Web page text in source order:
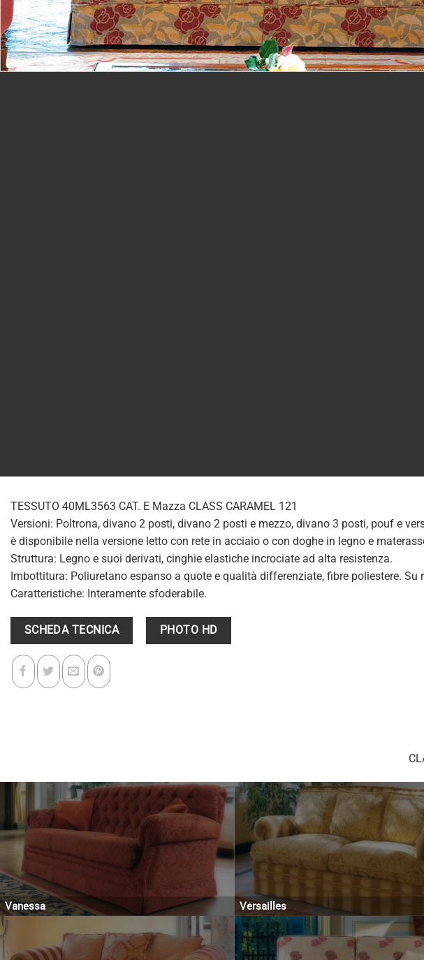
TESSUTO 40ML3563 CAT. E Mazza CLASS CARAMEL 121
Versioni: Poltrona, divano 2 posti, divano 2 posti e mezzo, divano 3 posti, pouf e
è disponibile nella versione letto con rete in acciaio o con doghe in legno e
Struttura: Legno e suoi derivati, cinghie elastiche incrociate ad alta resistenza.
Imbottitura: Poliuretano espanso a quote e qualità differenziate, fibre poliestere. Su
Caratteristiche: Interamente sfoderabile.
SCHEDA TECNICA PHOTO HD
Vanessa Versailles